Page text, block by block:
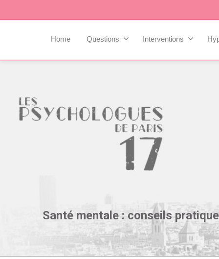
Home Questions Interventions
Santé mentale : conseils